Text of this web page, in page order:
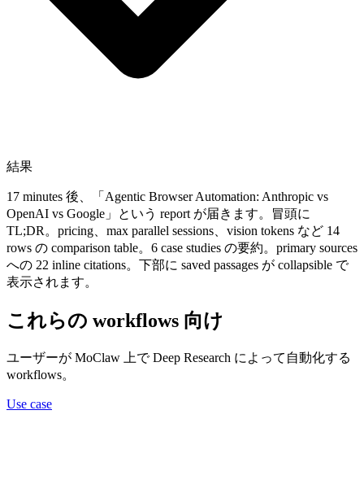
結果
17 minutes 後、「Agentic Browser Automation: Anthropic vs
OpenAI vs Google」という report が届きます。冒頭に
TL;DR。pricing、max parallel sessions、vision tokens など 14
rows の comparison table。6 case studies の要約。primary sources
への 22 inline citations。下部に saved passages が collapsible で
表示されます。
これらの workflows 向け
ユーザーが MoClaw 上で Deep Research によって自動化する
workflows。
Use case